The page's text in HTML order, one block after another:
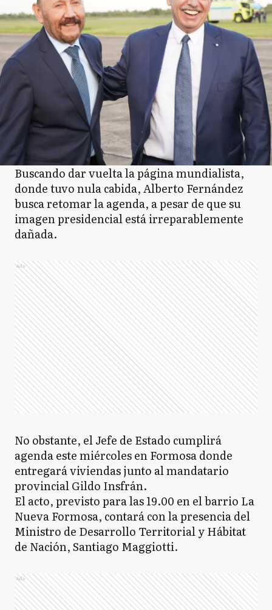
Buscando dar vuelta la página mundialista,
donde tuvo nula cabida, Alberto Fernández
busca retomar la agenda, a pesar de que su
imagen presidencial está irreparablemente
dañada.
Ads
No obstante, el Jefe de Estado cumplirá
agenda este miércoles en Formosa donde
entregará viviendas junto al mandatario
provincial Gildo Insfrán.
El acto, previsto para las 19.00 en el barrio La
Nueva Formosa, contará con la presencia del
Ministro de Desarrollo Territorial y Hábitat
de Nación, Santiago Maggiotti.
Ads